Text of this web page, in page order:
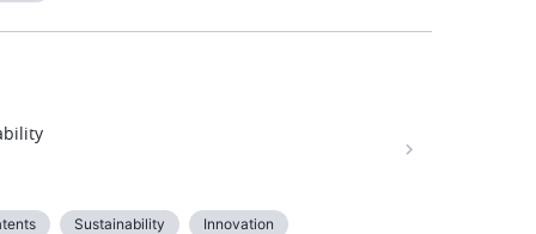
Sustainability Innovation